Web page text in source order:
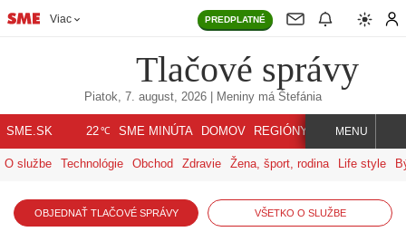
Viac PREDPLATNÉ
Tlačové správy
Piatok, 7. august, 2026 | Meniny má Štefánia
SME.SK 22℃ SME MINÚTA DOMOV REGIÓNY INDEX SVET
MENU
O službe Technológie Obchod Zdravie Žena, šport, rodina Life style
OBJEDNAŤ TLAČOVÉ SPRÁVY VŠETKO O SLUŽBE